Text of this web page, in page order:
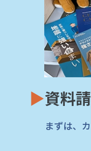
▶資料
まずは、